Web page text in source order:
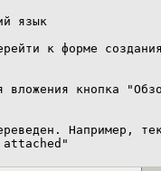
язык
к форме
вложения кнопка
Например,